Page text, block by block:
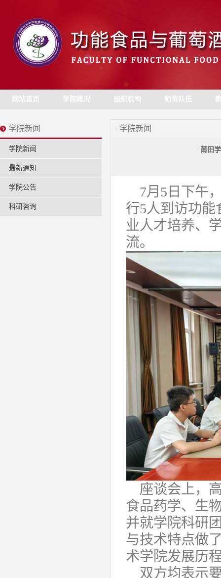
网站首页 学院概况 组织机构 师资队伍
学院新闻
学院新闻
最新通知
学院公告
科研咨询
学院新闻
莆田
7月5日下午
行5人到访功
业人才培养、
流。
座谈会上，
食品药学、生
并就学院科研
与技术特点做
术学院发展历
双方均表示